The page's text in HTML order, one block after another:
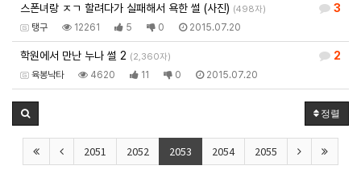
3
스폰녀랑 ㅈㄱ 할려다가 실패해서 욕한 썰 (사진) (498자)
탱구 12261 5 0 2015.07.20
2
학원에서 만난 누나 썰 2 (2,360자)
육봉낙타 4620 11 0 2015.07.20
정렬
2051 2052 2053 2054 2055